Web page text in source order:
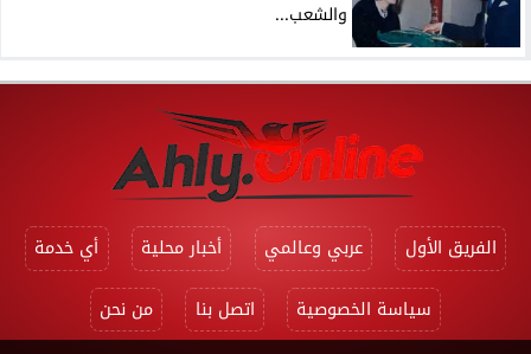
والشعب...
الفريق الأول عربي وعالمي أخبار محلية
أي خدمة
سياسة الخصوصية
اتصل بنا من نحن